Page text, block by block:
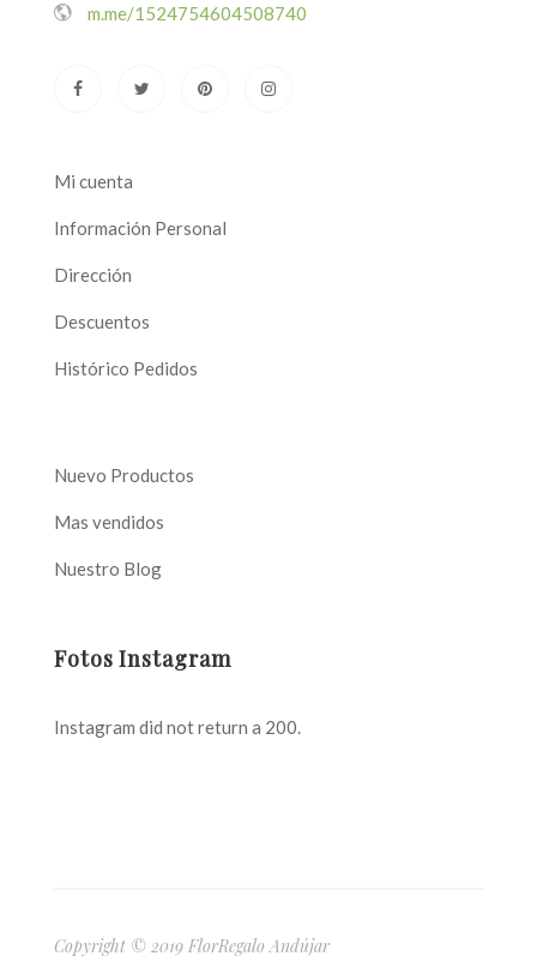
m.me/1524754604508740
Mi cuenta
Información Personal
Dirección
Descuentos
Histórico Pedidos
Nuevo Productos
Mas vendidos
Nuestro Blog
Fotos Instagram
Instagram did not return a 200.
Copyright © 2019 FlorRegalo Andújar